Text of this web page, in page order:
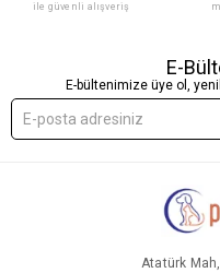
ile güvenli alışveriş
E-
E-bültenimize üye ol,
Atatürk